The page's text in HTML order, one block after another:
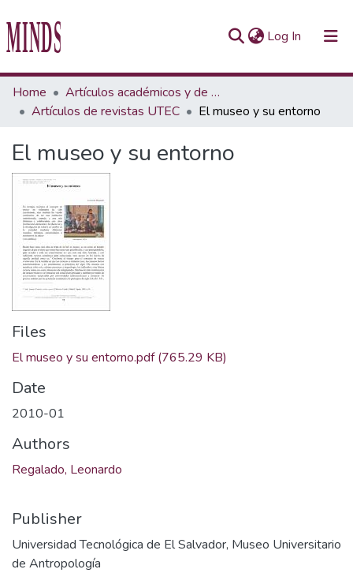
Log In (current)
Communities & Collections
All of Repository UTEC
Statistics
Home
Artículos académicos y de opinión
Artículos de revistas UTEC
El museo y su entorno
El museo y su entorno
Files
El museo y su entorno.pdf(765.29 KB)
Date
2010-01
Authors
Regalado, Leonardo
Publisher
Universidad Tecnológica de El Salvador, Museo Universitario
de Antropología